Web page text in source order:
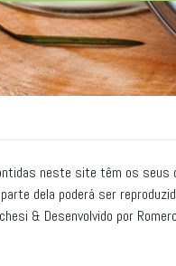
neste site têm os seus
dela poderá ser
& Desenvolvido por